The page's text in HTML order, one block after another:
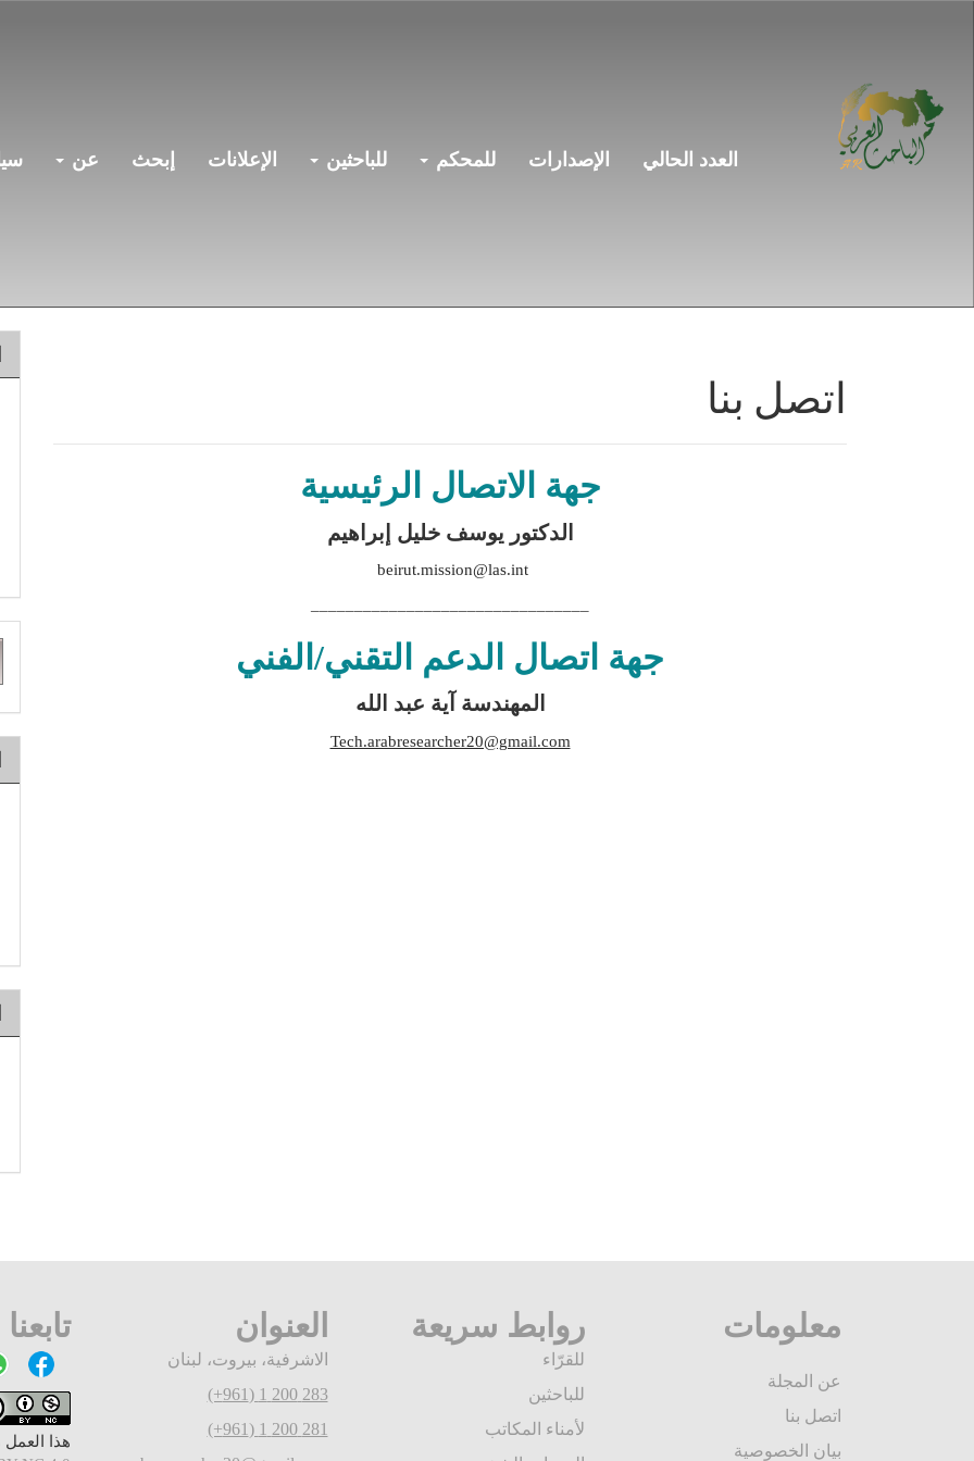
الشريط
الجانبي
العدد الحالي الإصدارات للمحكم للباحثين الإعلانات إبحث عن
اتصل بنا
جهة الاتصال الرئيسية
الدكتور يوسف خليل إبراهيم
beirut.mission@las.int
جهة اتصال الدعم التقني/الفني
المهندسة آية عبد الله
Tech.arabresearcher20@gmail.com
تابعنا
هذا
العنوان
الاشرفية، بيروت، لبنان
283 200 1 (961+)
281 200 1 (961+)
روابط سريعة
للقرّاء
للباحثين
لأمناء المكاتب
معلومات
عن المجلة
اتصل بنا
بيان الخصوصية